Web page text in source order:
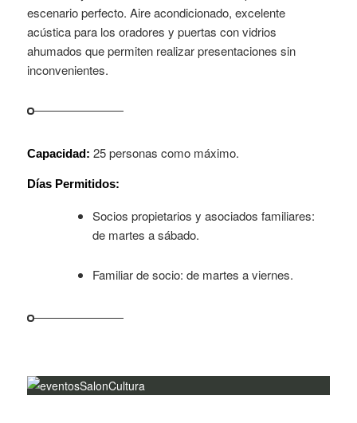
escenario perfecto. Aire acondicionado, excelente
acústica para los oradores y puertas con vidrios
ahumados que permiten realizar presentaciones sin
inconvenientes.
Capacidad: 25 personas como máximo.
Días Permitidos:
Socios propietarios y asociados familiares:
de martes a sábado.
Familiar de socio: de martes a viernes.